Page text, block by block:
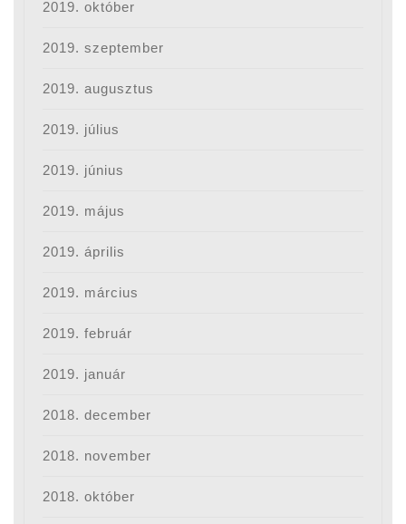
2019. október
2019. szeptember
2019. augusztus
2019. július
2019. június
2019. május
2019. április
2019. március
2019. február
2019. január
2018. december
2018. november
2018. október